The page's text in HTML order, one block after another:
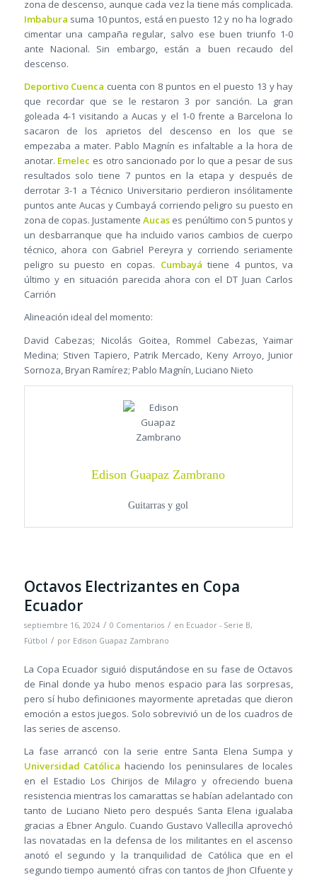
zona de descenso, aunque cada vez la tiene más complicada.
Imbabura suma 10 puntos, está en puesto 12 y no ha logrado
cimentar una campaña regular, salvo ese buen triunfo 1-0
ante Nacional. Sin embargo, están a buen recaudo del
descenso.
Deportivo Cuenca cuenta con 8 puntos en el puesto 13 y hay
que recordar que se le restaron 3 por sanción. La gran
goleada 4-1 visitando a Aucas y el 1-0 frente a Barcelona lo
sacaron de los aprietos del descenso en los que se
empezaba a mater. Pablo Magnín es infaltable a la hora de
anotar. Emelec es otro sancionado por lo que a pesar de sus
resultados solo tiene 7 puntos en la etapa y después de
derrotar 3-1 a Técnico Universitario perdieron insólitamente
puntos ante Aucas y Cumbayá corriendo peligro su puesto en
zona de copas. JustamenteAucas es penúltimo con 5 puntos y
un desbarranque que ha incluido varios cambios de cuerpo
técnico, ahora con Gabriel Pereyra y corriendo seriamente
peligro su puesto en copas. Cumbayá tiene 4 puntos, va
último y en situación parecida ahora con el DT Juan Carlos
Carrión
Alineación ideal del momento:
David Cabezas; Nicolás Goitea, Rommel Cabezas, Yaimar
Medina; Stiven Tapiero, Patrik Mercado, Keny Arroyo, Junior
Sornoza, Bryan Ramírez; Pablo Magnín, Luciano Nieto
Edison Guapaz Zambrano
Guitarras y gol
Octavos Electrizantes en Copa
Ecuador
septiembre 16, 2024 / 0 Comentarios / en Ecuador - Serie B,
Fútbol / por Edison Guapaz Zambrano
La Copa Ecuador siguió disputándose en su fase de Octavos
de Final donde ya hubo menos espacio para las sorpresas,
pero sí hubo definiciones mayormente apretadas que dieron
emoción a estos juegos. Solo sobrevivió un de los cuadros de
las series de ascenso.
La fase arrancó con la serie entre Santa Elena Sumpa y
Universidad Católica haciendo los peninsulares de locales
en el Estadio Los Chirijos de Milagro y ofreciendo buena
resistencia mientras los camarattas se habían adelantado con
tanto de Luciano Nieto pero después Santa Elena igualaba
gracias a Ebner Angulo. Cuando Gustavo Vallecilla aprovechó
las novatadas en la defensa de los militantes en el ascenso
anotó el segundo y la tranquilidad de Católica que en el
segundo tiempo aumentó cifras con tantos de Jhon CIfuente y